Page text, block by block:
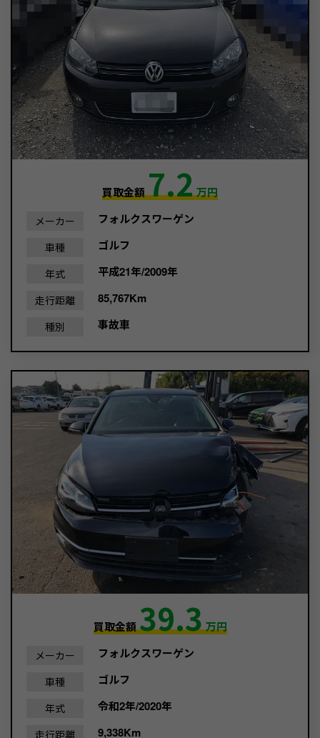
買取金額7.2万円
メーカー フォルクスワーゲン
車種 ゴルフ
年式 平成21年/2009年
走行距離 85,767Km
種別 事故車
買取金額39.3万円
メーカー フォルクスワーゲン
車種 ゴルフ
年式 令和2年/2020年
走行距離 9,338Km